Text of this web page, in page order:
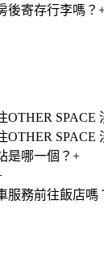
後寄存行李嗎？
SPACE
SPACE
是哪一個？ +
服務前往飯店嗎